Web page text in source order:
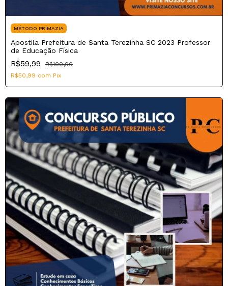
MÉTODO PRIMAZIA
Apostila Prefeitura de Santa Terezinha SC 2023 Professor
de Educação Física
R$59,99
R$100,00
R$50,99 com Pix